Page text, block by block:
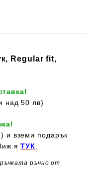
Regular fit,
над 50 лв)
и вземи подарък
яТУК
ръчно от